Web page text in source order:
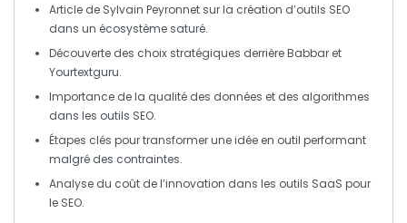
Article de Sylvain Peyronnet sur la création d’outils SEO
dans un écosystème saturé.
Découverte des choix stratégiques derrièreBabbar et
Yourtextguru.
Importance de la qualité des données et des algorithmes
dans les outils SEO.
Étapes clés pour transformer une idée en outil performant
malgré des contraintes.
Analyse du coût de l’innovation dans les outils SaaS pour
le SEO.